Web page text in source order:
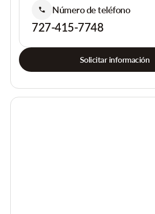
Número de teléfono
727-415-7748
Solicitar información